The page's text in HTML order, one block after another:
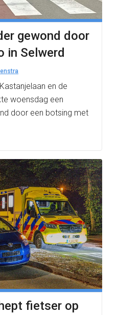
gewond door
in Selwerd
en de
woensdag een
door een botsing met
fietser op